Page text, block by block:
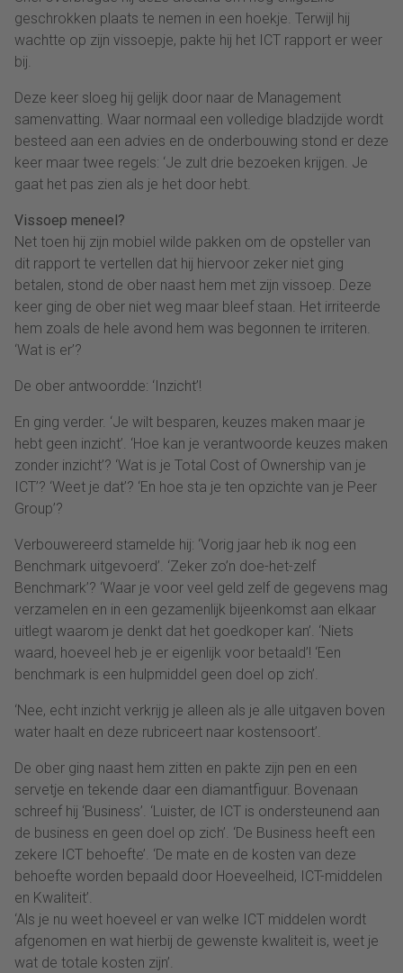
geschrokken plaats te nemen in een hoekje. Terwijl hij
wachtte op zijn vissoepje, pakte hij het ICT rapport er weer
bij.
Deze keer sloeg hij gelijk door naar de Management
samenvatting. Waar normaal een volledige bladzijde wordt
besteed aan een advies en de onderbouwing stond er deze
keer maar twee regels: ‘Je zult drie bezoeken krijgen. Je
gaat het pas zien als je het door hebt.
Vissoep meneel?
Net toen hij zijn mobiel wilde pakken om de opsteller van
dit rapport te vertellen dat hij hiervoor zeker niet ging
betalen, stond de ober naast hem met zijn vissoep. Deze
keer ging de ober niet weg maar bleef staan. Het irriteerde
hem zoals de hele avond hem was begonnen te irriteren.
‘Wat is er’?
De ober antwoordde: ‘Inzicht’!
En ging verder. ‘Je wilt besparen, keuzes maken maar je
hebt geen inzicht’. ‘Hoe kan je verantwoorde keuzes maken
zonder inzicht’? ‘Wat is je Total Cost of Ownership van je
ICT’? ‘Weet je dat’? ‘En hoe sta je ten opzichte van je Peer
Group’?
Verbouwereerd stamelde hij: ‘Vorig jaar heb ik nog een
Benchmark uitgevoerd’. ‘Zeker zo’n doe-het-zelf
Benchmark’? ‘Waar je voor veel geld zelf de gegevens mag
verzamelen en in een gezamenlijk bijeenkomst aan elkaar
uitlegt waarom je denkt dat het goedkoper kan’. ‘Niets
waard, hoeveel heb je er eigenlijk voor betaald’! ‘Een
benchmark is een hulpmiddel geen doel op zich’.
‘Nee, echt inzicht verkrijg je alleen als je alle uitgaven boven
water haalt en deze rubriceert naar kostensoort’.
De ober ging naast hem zitten en pakte zijn pen en een
servetje en tekende daar een diamantfiguur. Bovenaan
schreef hij ‘Business’. ‘Luister, de ICT is ondersteunend aan
de business en geen doel op zich’. ‘De Business heeft een
zekere ICT behoefte’. ‘De mate en de kosten van deze
behoefte worden bepaald door Hoeveelheid, ICT-middelen
en Kwaliteit’.
‘Als je nu weet hoeveel er van welke ICT middelen wordt
afgenomen en wat hierbij de gewenste kwaliteit is, weet je
wat de totale kosten zijn’.